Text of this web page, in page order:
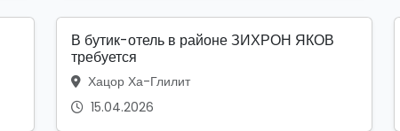
В бутик-отель в районе ЗИХРОН ЯКОВ
требуется
Хацор Ха-Глилит
15.04.2026